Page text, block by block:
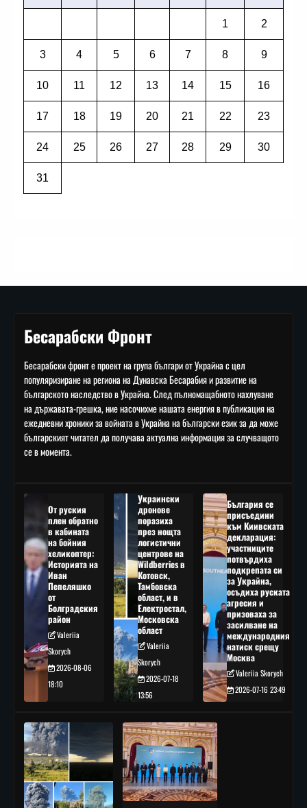
1 2
3 4 5 6 7 8 9
10 11 12 13 14 15 16
17 18 19 20 21 22 23
24 25 26 27 28 29 30
31
Бесарабски Фронт
Бесарабски фронт е проект на група българи от Украйна с цел
популяризиране на региона на Дунавска Бесарабия и развитие на
българското наследство в Украйна. След пълномащабното нахлуване
на държавата-грешка, ние насочихме нашата енергия в публикация на
ежедневни хроники за войната в Украйна на български език за да може
българският читател да получава актуална информация за случващото
се в момента.
От руския
плен обратно
в кабината
на бойния
хеликоптер:
Историята на
Иван
Пепеляшко
от
Болградския
район
Valeriia
Skorych
2026-08-06
18:10
Украински
дронове
поразиха
през нощта
логистични
центрове на
Wildberries в
Котовск,
Тамбовска
област, и в
Електростал,
Московска
област
Valeriia
Skorych
2026-07-18
13:56
България се
присъедини
към Киивската
декларация:
участниците
потвърдиха
подкрепата си
за Украйна,
осъдиха руската
агресия и
призоваха за
засилване на
международния
натиск срещу
Москва
Valeriia Skorych
2026-07-16 23:49